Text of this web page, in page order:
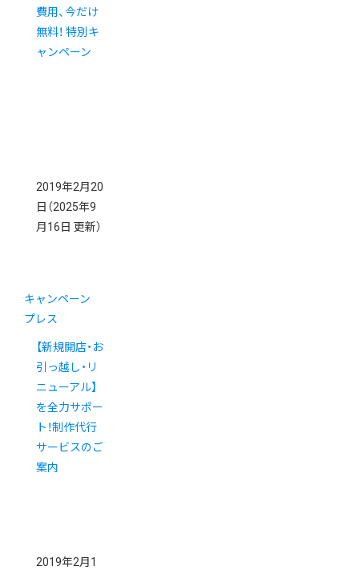
費用、今だけ
無料！ 特別キ
ャンペーン
2019年2月20
日 （2025年9
月16日 更新）
キャンペーン
プレス
【新規開店・お
引っ越し・リ
ニューアル】
を全力サポー
ト！制作代行
サービスのご
案内
2019年2月1